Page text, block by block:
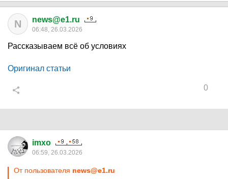
N news@e1.ru
06:48, 26.03.2026
Рассказываем всё об условиях
Оригинал статьи
0
imxo
06:59, 26.03.2026
От пользователя news@e1.ru